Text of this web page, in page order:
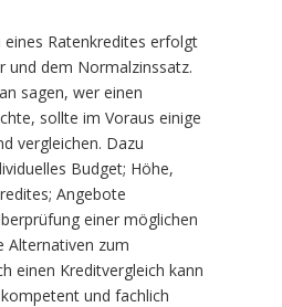
Ratenkredites erfolgt
und dem Normalzinssatz.
sagen, wer einen
sollte im Voraus einige
vergleichen. Dazu
Budget; Höhe,
Angebote
einer möglichen
Alternativen zum
einen Kreditvergleich kann
und fachlich